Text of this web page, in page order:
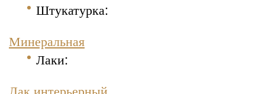
Штукатурка:
Минеральная
Лаки:
Лак интерьерный